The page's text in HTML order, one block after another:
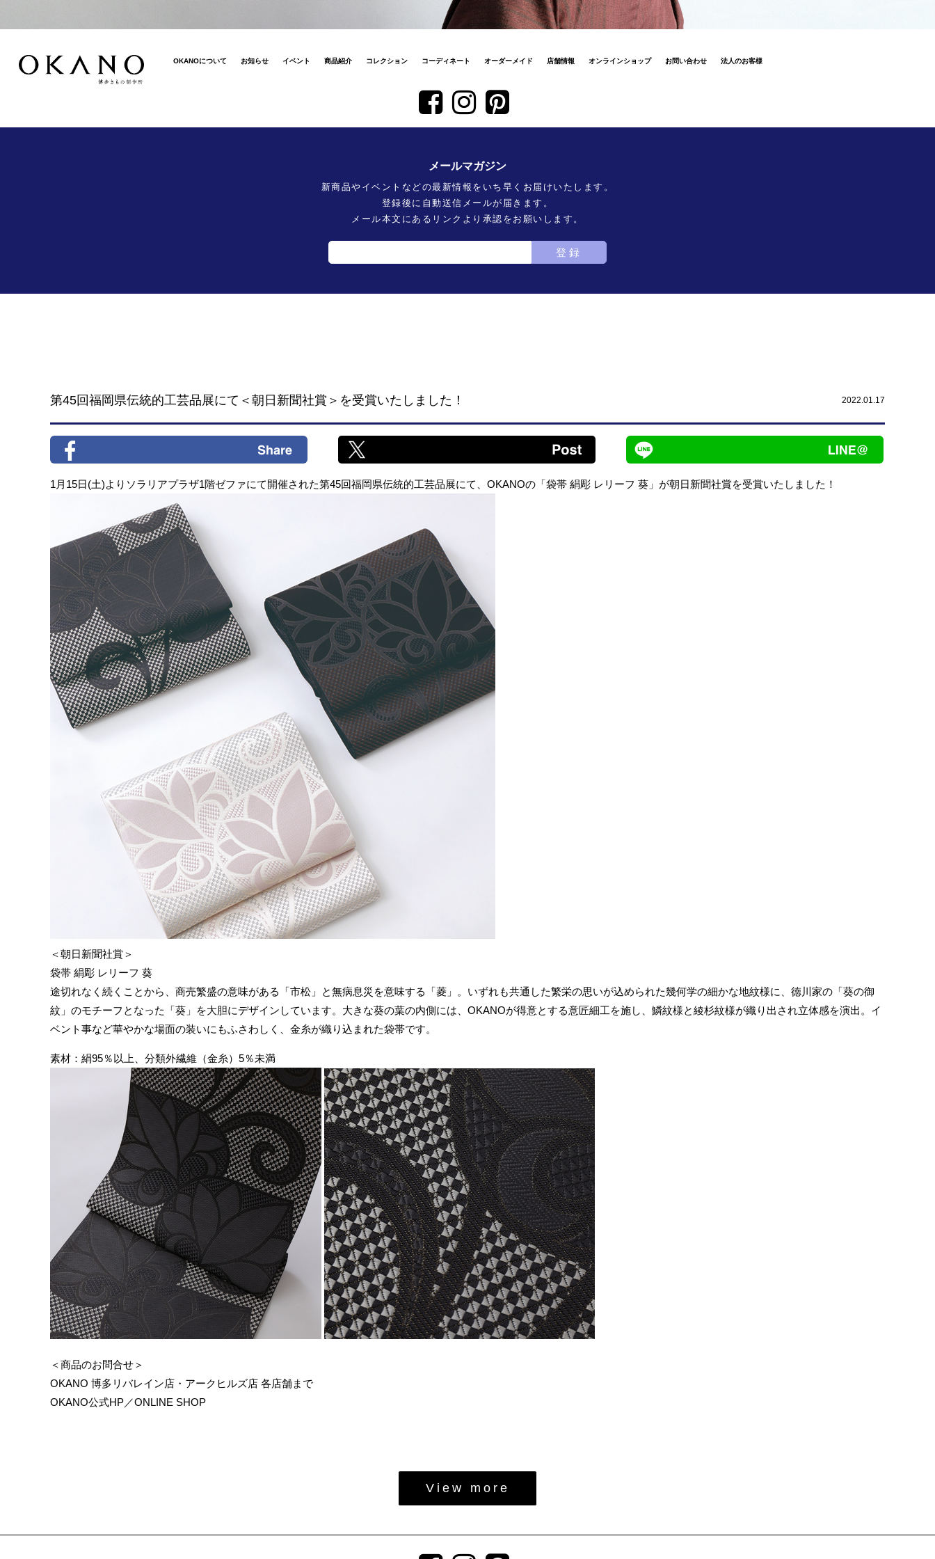
OKANOについて お知らせ イベント 商品紹介 コレクション コーディネート オーダーメイド 店舗情報 オンラインショップ お問い合わせ 法人のお客様
メールマガジン
新商品やイベントなどの最新情報をいち早くお届けいたします。
登録後に自動送信メールが届きます。
メール本文にあるリンクより承認をお願いします。
登録
第45回福岡県伝統的工芸品展にて＜朝日新聞社賞＞を受賞いたしました！ 2022.01.17
1月15日(土)よりソラリアプラザ1階ゼファにて開催された第45回福岡県伝統的工芸品展にて、OKANOの「袋帯 絹彫 レリーフ 葵」が朝日新聞社賞を受賞いたしました！
＜朝日新聞社賞＞
袋帯 絹彫 レリーフ 葵
途切れなく続くことから、商売繁盛の意味がある「市松」と無病息災を意味する「菱」。いずれも共通した繁栄の思いが込められた幾何学の細かな地紋様に、徳川家の「葵の御
紋」のモチーフとなった「葵」を大胆にデザインしています。大きな葵の葉の内側には、OKANOが得意とする意匠細工を施し、鱗紋様と綾杉紋様が織り出され立体感を演出。イ
ベント事など華やかな場面の装いにもふさわしく、金糸が織り込まれた袋帯です。
素材：絹95％以上、分類外繊維（金糸）5％未満
＜商品のお問合せ＞
OKANO 博多リバレイン店 ・ アークヒルズ店 各店舗まで
OKANO公式HP／ONLINE SHOP
View more